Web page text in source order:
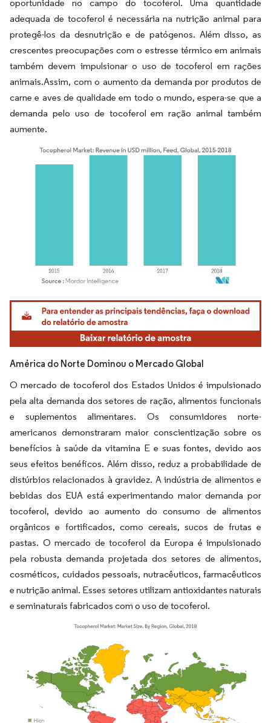
oportunidade no campo do tocoferol. Uma quantidade
adequada de tocoferol é necessária na nutrição animal para
protegê-los da desnutrição e de patógenos. Além disso, as
crescentes preocupações com o estresse térmico em animais
também devem impulsionar o uso de tocoferol em rações
animais.Assim, com o aumento da demanda por produtos de
carne e aves de qualidade em todo o mundo, espera-se que a
demanda pelo uso de tocoferol em ração animal também
aumente.
Imagem © Mordor Intelligence. O reuso requer atribuição conforme CC BY 4.0.
América do Norte Dominou o Mercado Global
O mercado de tocoferol dos Estados Unidos é impulsionado
pela alta demanda dos setores de ração, alimentos funcionais
e suplementos alimentares. Os consumidores norte-
americanos demonstraram maior conscientização sobre os
benefícios à saúde da vitamina E e suas fontes, devido aos
seus efeitos benéficos. Além disso, reduz a probabilidade de
distúrbios relacionados à gravidez. A indústria de alimentos e
bebidas dos EUA está experimentando maior demanda por
tocoferol, devido ao aumento do consumo de alimentos
orgânicos e fortificados, como cereais, sucos de frutas e
pastas. O mercado de tocoferol da Europa é impulsionado
pela robusta demanda projetada dos setores de alimentos,
cosméticos, cuidados pessoais, nutracêuticos, farmacêuticos
e nutrição animal. Esses setores utilizam antioxidantes naturais
e seminaturais fabricados com o uso de tocoferol.